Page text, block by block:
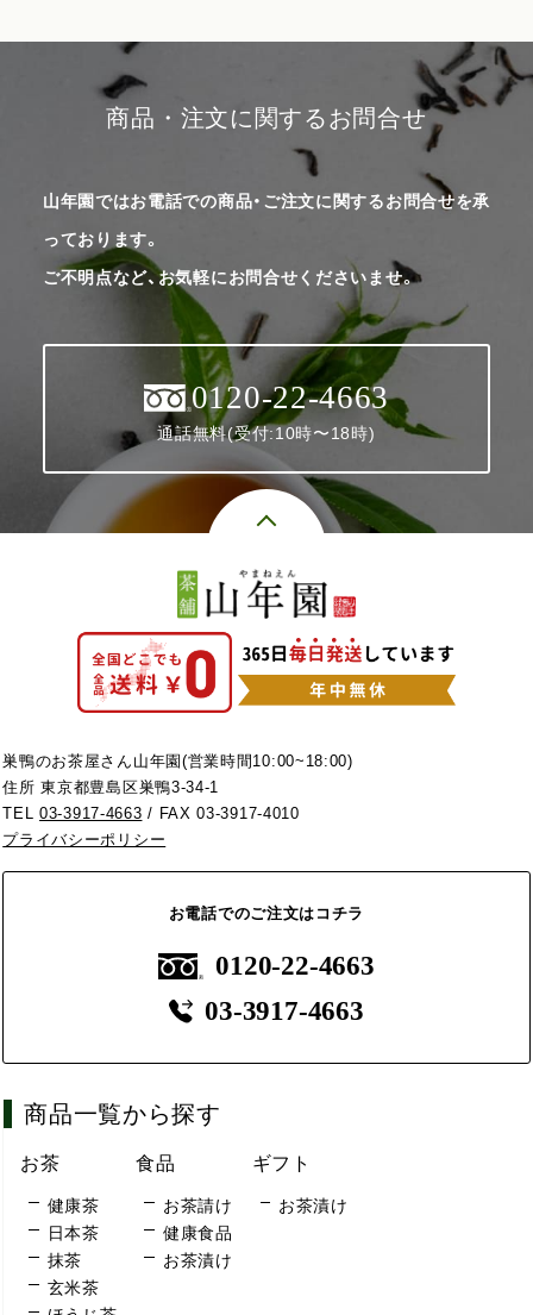
商品・注文に関するお問合せ
山年園ではお電話での商品・ご注文に関するお問合せを承
っております。
ご不明点など、お気軽にお問合せくださいませ。
0120-22-4663
通話無料(受付:10時〜18時)
巣鴨のお茶屋さん山年園(営業時間10:00~18:00)
住所 東京都豊島区巣鴨3-34-1
TEL03-3917-4663 / FAX 03-3917-4010
プライバシーポリシー
お電話でのご注文はコチラ
0120-22-4663
03-3917-4663
商品一覧から探す
お茶
健康茶
日本茶
抹茶
玄米茶
食品
お茶請け
健康食品
お茶漬け
ギフト
お茶漬け